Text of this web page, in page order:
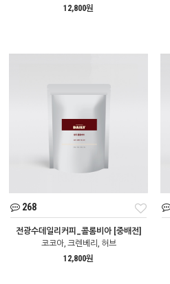
12,800원
268
전광수데일리커피_콜롬비아 [중배전]
코코아, 크렌베리, 허브
12,800원